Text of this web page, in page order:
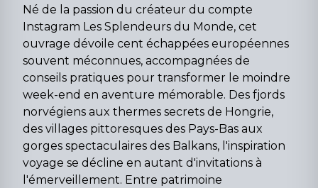
Né de la passion du créateur du compte
Instagram Les Splendeurs du Monde, cet
ouvrage dévoile cent échappées européennes
souvent méconnues, accompagnées de
conseils pratiques pour transformer le moindre
week-end en aventure mémorable. Des fjords
norvégiens aux thermes secrets de Hongrie,
des villages pittoresques des Pays-Bas aux
gorges spectaculaires des Balkans, l'inspiration
voyage se décline en autant d'invitations à
l'émerveillement. Entre patrimoine